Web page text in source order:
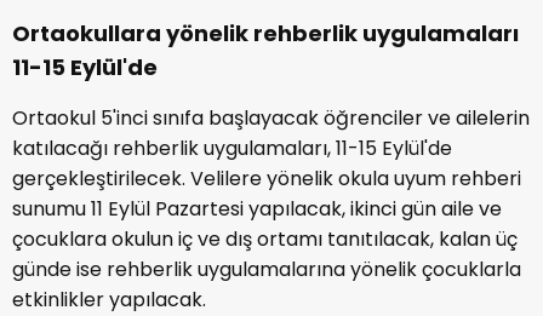
Ortaokullara yönelik rehberlik uygulamaları
11-15 Eylül'de
Ortaokul 5'inci sınıfa başlayacak öğrenciler ve ailelerin
katılacağı rehberlik uygulamaları, 11-15 Eylül'de
gerçekleştirilecek. Velilere yönelik okula uyum rehberi
sunumu 11 Eylül Pazartesi yapılacak, ikinci gün aile ve
çocuklara okulun iç ve dış ortamı tanıtılacak, kalan üç
günde ise rehberlik uygulamalarına yönelik çocuklarla
etkinlikler yapılacak.